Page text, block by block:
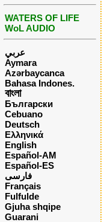
WATERS OF LIFE
WoL AUDIO
عربي
Aymara
Azərbaycanca
Bahasa Indones.
বাংলা
Български
Cebuano
Deutsch
Ελληνικά
English
Español-AM
Español-ES
فارسی
Français
Fulfulde
Gjuha shqipe
Guarani